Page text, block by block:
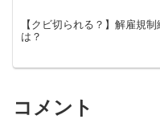
【クビ切られる？】解雇規
は？
コメント